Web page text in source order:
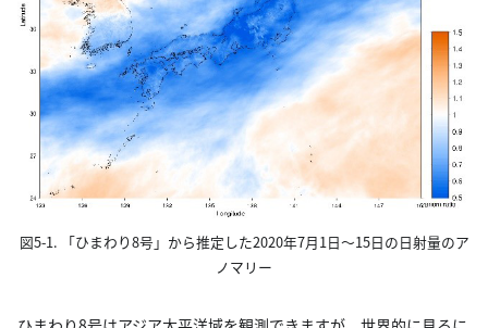
図5-1. 「ひまわり8号」から推定した2020年7月1日～15日の日射量のア
ノマリー